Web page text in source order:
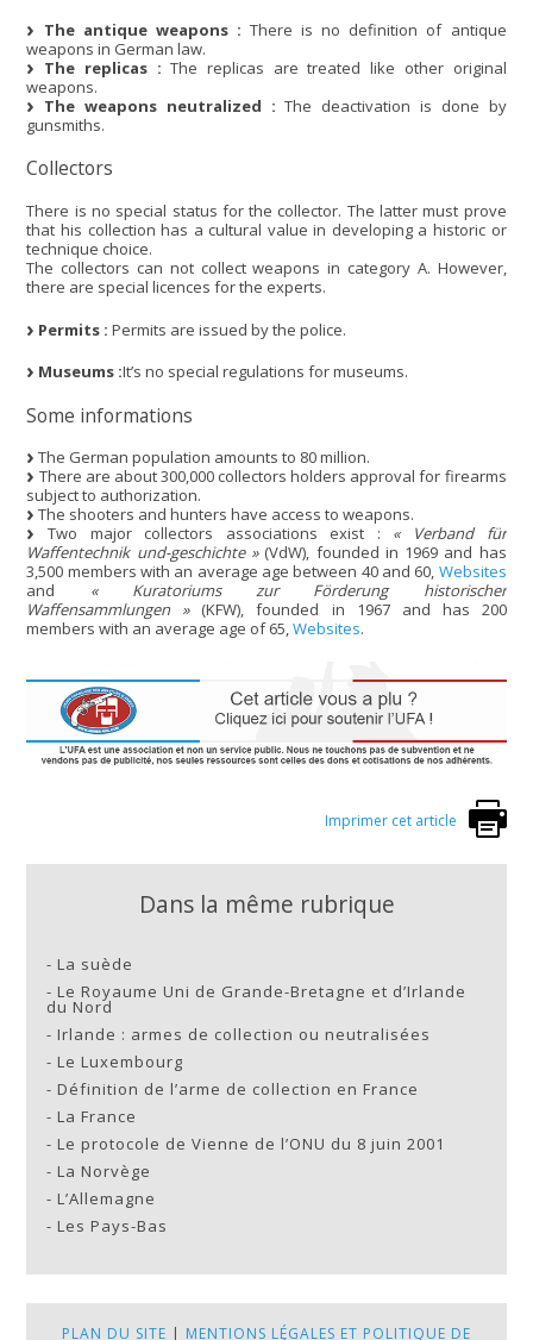
The antique weapons : There is no definition of antique
weapons in German law.
The replicas : The replicas are treated like other original
weapons.
The weapons neutralized : The deactivation is done by
gunsmiths.
Collectors
There is no special status for the collector. The latter must prove
that his collection has a cultural value in developing a historic or
technique choice.
The collectors can not collect weapons in category A. However,
there are special licences for the experts.
Permits : Permits are issued by the police.
Museums :It’s no special regulations for museums.
Some informations
The German population amounts to 80 million.
There are about 300,000 collectors holders approval for firearms
subject to authorization.
The shooters and hunters have access to weapons.
Two major collectors associations exist : « Verband für
Waffentechnik und-geschichte »(VdW), founded in 1969 and has
3,500 members with an average age between 40 and 60, Websites
and « Kuratoriums zur Förderung historischer
Waffensammlungen »(KFW), founded in 1967 and has 200
members with an average age of 65,Websites.
Imprimer cet article
Dans la même rubrique
-La suède
-Le Royaume Uni de Grande-Bretagne et d’Irlande
du Nord
-Irlande : armes de collection ou neutralisées
-Le Luxembourg
-Définition de l’arme de collection en France
-La France
-Le protocole de Vienne de l’ONU du 8 juin 2001
-La Norvège
-L’Allemagne
-Les Pays-Bas
PLAN DU SITE | MENTIONS LÉGALES ET POLITIQUE DE